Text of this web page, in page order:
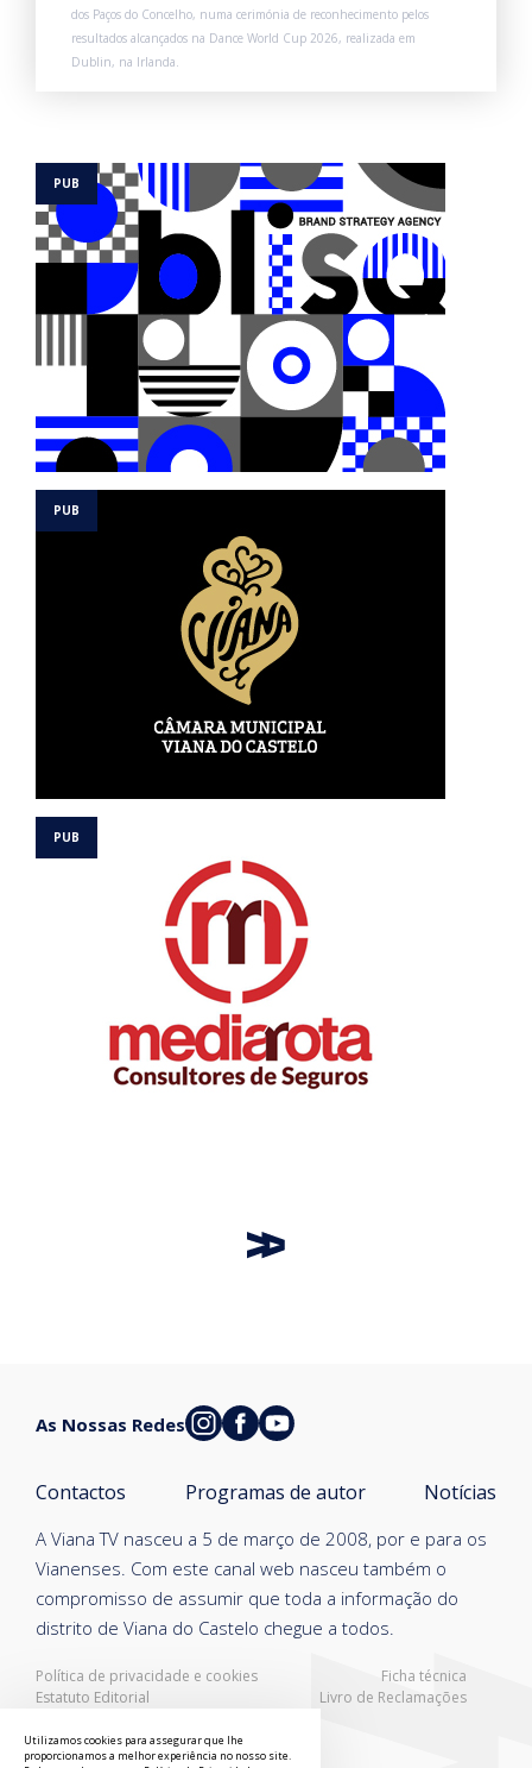
dos Paços do Concelho, numa cerimónia de reconhecimento pelos
resultados alcançados na Dance World Cup 2026, realizada em
Dublin, na Irlanda.
Política de privacidade e cookies
Ficha técnica
Estatuto Editorial
Livro de Reclamações
A Viana TV nasceu a 5 de março de 2008, por e para os
Vianenses. Com este canal web nasceu também o
compromisso de assumir que toda a informação do
distrito de Viana do Castelo chegue a todos.
Contactos Programas de autor Notícias
As Nossas Redes
Utilizamos cookies para assegurar que lhe
proporcionamos a melhor experiência no nosso site.